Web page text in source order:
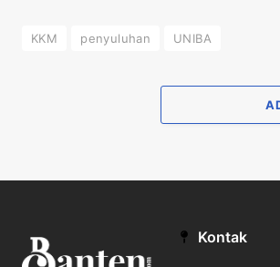
KKM penyuluhan UNIBA
Kontak